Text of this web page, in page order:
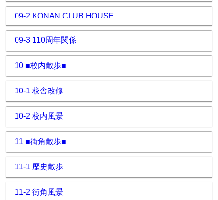
09-2 KONAN CLUB HOUSE
09-3 110周年関係
10 ■校内散歩■
10-1 校舎改修
10-2 校内風景
11 ■街角散歩■
11-1 歴史散歩
11-2 街角風景